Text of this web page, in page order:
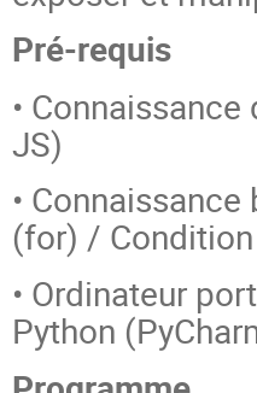
Pré-requis
•
JS)
•
(for) /
• Ordinateur
Python